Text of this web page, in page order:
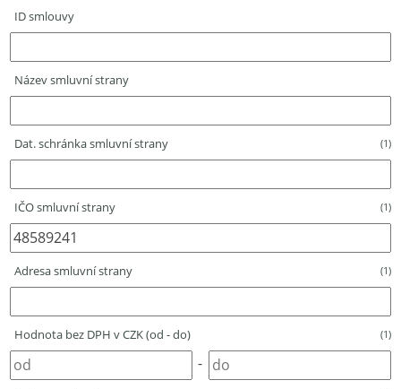
ID smlouvy
Název smluvní strany
Dat. schránka smluvní strany (1)
IČO smluvní strany (1)
Adresa smluvní strany (1)
Hodnota bez DPH v CZK (od - do) (1)
-